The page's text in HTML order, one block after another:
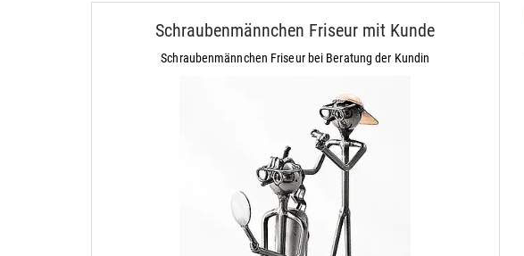
Schraubenmännchen Friseur mit Kunde
Schraubenmännchen Friseur bei Beratung der Kundin